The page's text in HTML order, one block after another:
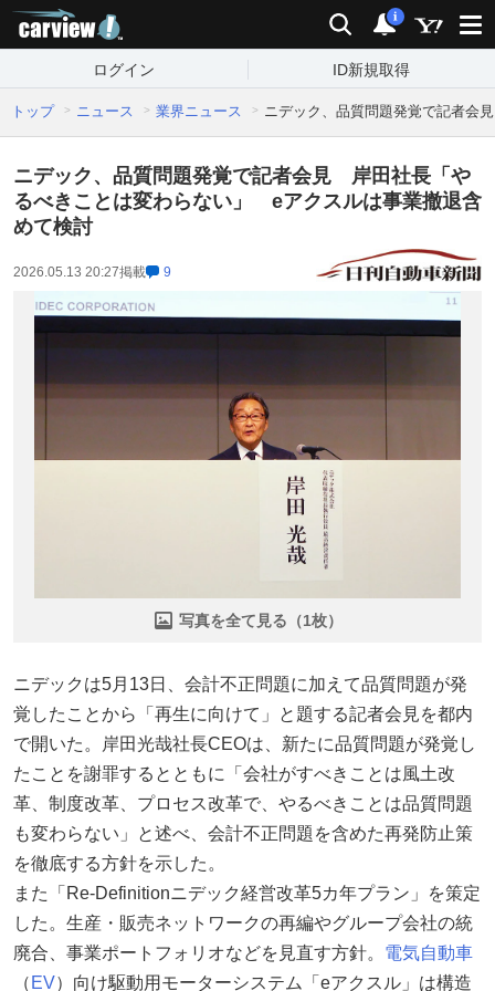
検索 通知
i
ログイン ID新規取得
トップ ニュース 業界ニュース ニデック、品質問題発覚で記者会
ニデック、品質問題発覚で記者会見 岸田社長「や
るべきことは変わらない」 eアクスルは事業撤退含
めて検討
2026.05.13 20:27掲載 9
写真を全て見る（1枚）
ニデックは5月13日、会計不正問題に加えて品質問題が発
覚したことから「再生に向けて」と題する記者会見を都内
で開いた。岸田光哉社長CEOは、新たに品質問題が発覚し
たことを謝罪するとともに「会社がすべきことは風土改
革、制度改革、プロセス改革で、やるべきことは品質問題
も変わらない」と述べ、会計不正問題を含めた再発防止策
を徹底する方針を示した。
また「Re-Definitionニデック経営改革5カ年プラン」を策定
した。生産・販売ネットワークの再編やグループ会社の統
廃合、事業ポートフォリオなどを見直す方針。 電気自動車
（ EV）向け駆動用モーターシステム「eアクスル」は構造